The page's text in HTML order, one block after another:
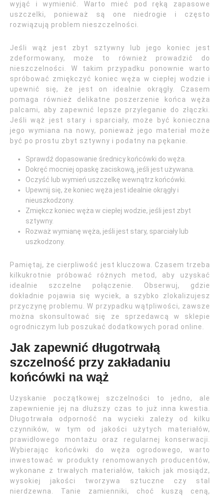
wyjąć i wymienić. Warto mieć pod ręką zapasowe
uszczelki, ponieważ są one niedrogie i często
rozwiązują problem nieszczelności.
Jeśli wąż jest zbyt sztywny lub jego koniec jest
zdeformowany, może to również prowadzić do
nieszczelności. W takim przypadku ponownie warto
spróbować zmiękczyć koniec węża w ciepłej wodzie i
upewnić się, że jest on idealnie okrągły. Czasem
pomaga również delikatne poszerzenie końca węża
palcami, aby zapewnić lepsze przyleganie do złączki.
Jeśli wąż jest stary i sparciały, może być konieczna
jego wymiana na nowy, ponieważ jego materiał może
być po prostu zbyt sztywny i podatny na pękanie.
Sprawdź dopasowanie średnicy końcówki do węża.
Dokręć mocniej opaskę zaciskową, jeśli jest używana.
Oczyść lub wymień uszczelkę wewnątrz końcówki.
Upewnij się, że koniec węża jest idealnie okrągły i
nieuszkodzony.
Zmiękcz koniec węża w ciepłej wodzie, jeśli jest zbyt
sztywny.
Rozważ wymianę węża, jeśli jest stary, sparciały lub
uszkodzony.
Pamiętaj, że cierpliwość jest kluczowa. Czasem trzeba
kilkukrotnie próbować różnych metod, aby uzyskać
idealnie szczelne połączenie. Obserwuj, gdzie
dokładnie pojawia się wyciek, a szybko zlokalizujesz
przyczynę problemu. W przypadku wątpliwości, zawsze
można skonsultować się ze sprzedawcą w sklepie
ogrodniczym lub poszukać dodatkowych porad online.
Jak zapewnić długotrwałą
szczelność przy zakładaniu
końcówki na wąż
Uzyskanie początkowej szczelności to jedno, ale
zapewnienie jej na dłuższy czas to już inna kwestia.
Długotrwała odporność na wycieki zależy od kilku
czynników, w tym od jakości użytych materiałów,
prawidłowego montażu oraz regularnej konserwacji.
Wybierając końcówki do węża ogrodowego, warto
inwestować w produkty renomowanych producentów,
wykonane z trwałych materiałów, takich jak mosiądz,
wysokiej jakości tworzywa sztuczne czy stal
nierdzewna. Tanie zamienniki, choć kuszą ceną,